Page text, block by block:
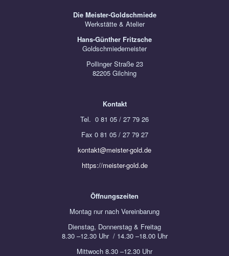
Die Meister-Goldschmiede
Werkstätte & Atelier
Hans-Günther Fritzsche
Goldschmiedemeister
Pollinger Straße 23
82205 Gilching
Kontakt
Tel. 0 81 05 / 27 79 26
Fax 0 81 05 / 27 79 27
kontakt@meister-gold.de
https://meister-gold.de
Öffnungszeiten
Montag nur nach Vereinbarung
Dienstag, Donnerstag & Freitag
8.30 –12.30 Uhr / 14.30 –18.00 Uhr
Mittwoch 8.30 –12.30 Uhr